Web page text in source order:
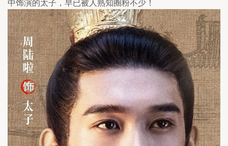
中饰演的太子，早已被人熟知圈粉不少！